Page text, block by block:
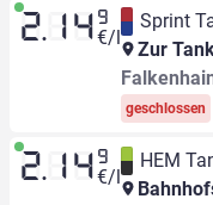
2.14 9
€/l
Sprint
Zur
geschlossen
2.14 9
€/l
HEM